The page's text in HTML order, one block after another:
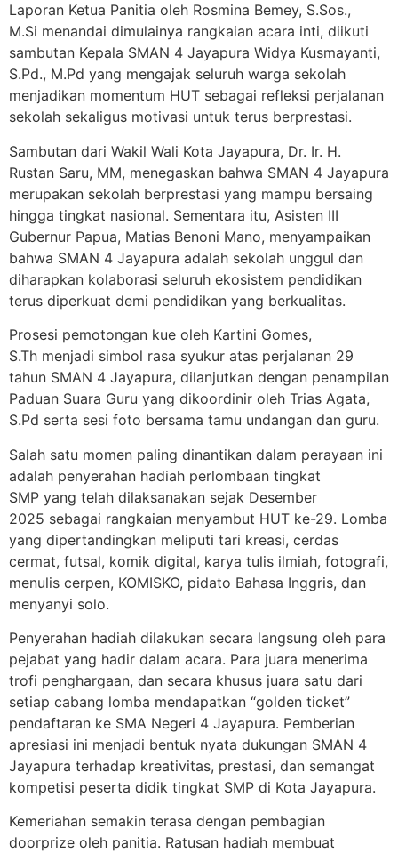
Laporan Ketua Panitia oleh Rosmina Bemey, S.Sos.,
M.Si menandai dimulainya rangkaian acara inti, diikuti
sambutan Kepala SMAN 4 Jayapura Widya Kusmayanti,
S.Pd., M.Pd yang mengajak seluruh warga sekolah
menjadikan momentum HUT sebagai refleksi perjalanan
sekolah sekaligus motivasi untuk terus berprestasi.
Sambutan dari Wakil Wali Kota Jayapura, Dr. Ir. H.
Rustan Saru, MM, menegaskan bahwa SMAN 4 Jayapura
merupakan sekolah berprestasi yang mampu bersaing
hingga tingkat nasional. Sementara itu, Asisten III
Gubernur Papua, Matias Benoni Mano, menyampaikan
bahwa SMAN 4 Jayapura adalah sekolah unggul dan
diharapkan kolaborasi seluruh ekosistem pendidikan
terus diperkuat demi pendidikan yang berkualitas.
Prosesi pemotongan kue oleh Kartini Gomes,
S.Th menjadi simbol rasa syukur atas perjalanan 29
tahun SMAN 4 Jayapura, dilanjutkan dengan penampilan
Paduan Suara Guru yang dikoordinir oleh Trias Agata,
S.Pd serta sesi foto bersama tamu undangan dan guru.
Salah satu momen paling dinantikan dalam perayaan ini
adalah penyerahan hadiah perlombaan tingkat
SMP yang telah dilaksanakan sejak Desember
2025 sebagai rangkaian menyambut HUT ke-29. Lomba
yang dipertandingkan meliputi tari kreasi, cerdas
cermat, futsal, komik digital, karya tulis ilmiah, fotografi,
menulis cerpen, KOMISKO, pidato Bahasa Inggris, dan
menyanyi solo.
Penyerahan hadiah dilakukan secara langsung oleh para
pejabat yang hadir dalam acara. Para juara menerima
trofi penghargaan, dan secara khusus juara satu dari
setiap cabang lomba mendapatkan “golden ticket”
pendaftaran ke SMA Negeri 4 Jayapura. Pemberian
apresiasi ini menjadi bentuk nyata dukungan SMAN 4
Jayapura terhadap kreativitas, prestasi, dan semangat
kompetisi peserta didik tingkat SMP di Kota Jayapura.
Kemeriahan semakin terasa dengan pembagian
doorprize oleh panitia. Ratusan hadiah membuat